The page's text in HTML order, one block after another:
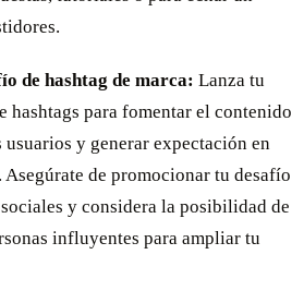
de hashtag de marca: Lanza tu
hashtags para fomentar el contenido
usuarios y generar expectación en
Asegúrate de promocionar tu desafío
y considera la posibilidad de
influyentes para ampliar tu